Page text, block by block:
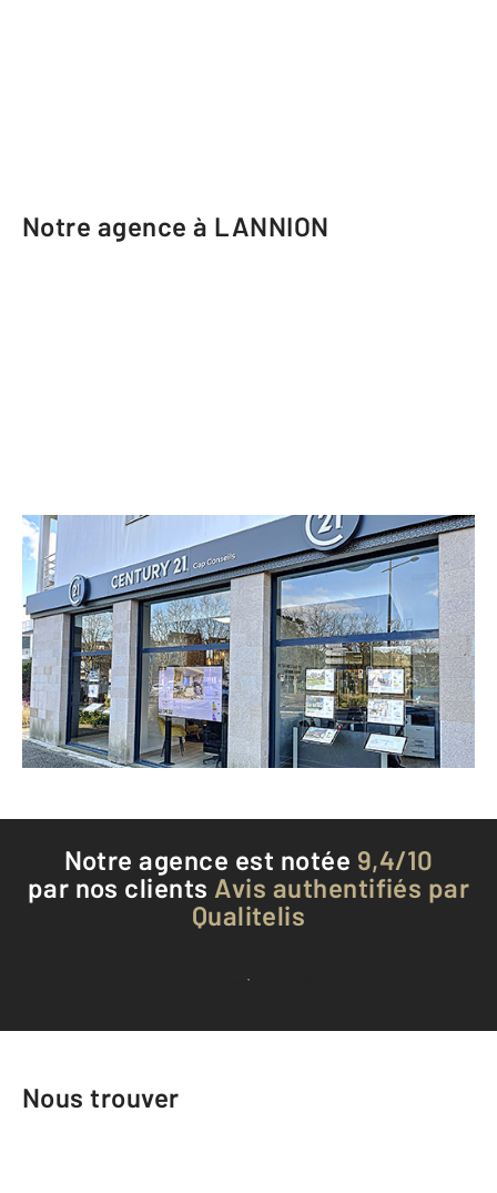
Notre agence à LANNION
CENTURY 21 Cap Conseils
7 avenue du Général De Gaulle
LANNION - 22300
Envoyer un message
Téléphoner à l'agence
Notre agence est notée 9,4/10
par nos clients Avis authentifiés par
Qualitelis
Voir tous les avis clients
Nous trouver